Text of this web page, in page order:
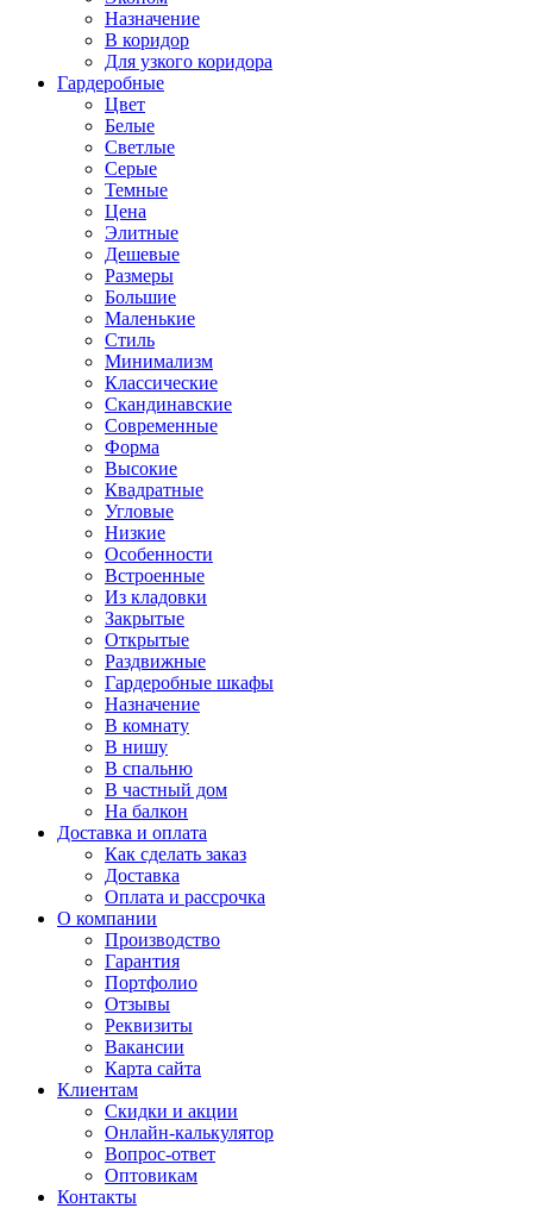
Назначение
В коридор
Для узкого коридора
Гардеробные
Цвет
Белые
Светлые
Серые
Темные
Цена
Элитные
Дешевые
Размеры
Большие
Маленькие
Стиль
Минимализм
Классические
Скандинавские
Современные
Форма
Высокие
Квадратные
Угловые
Низкие
Особенности
Встроенные
Из кладовки
Закрытые
Открытые
Раздвижные
Гардеробные шкафы
Назначение
В комнату
В нишу
В спальню
В частный дом
На балкон
Доставка и оплата
Как сделать заказ
Доставка
Оплата и рассрочка
О компании
Производство
Гарантия
Портфолио
Отзывы
Реквизиты
Вакансии
Карта сайта
Клиентам
Скидки и акции
Онлайн-калькулятор
Вопрос-ответ
Оптовикам
Контакты